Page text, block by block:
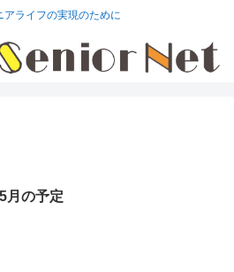
アライフの実現のために
5月の予定